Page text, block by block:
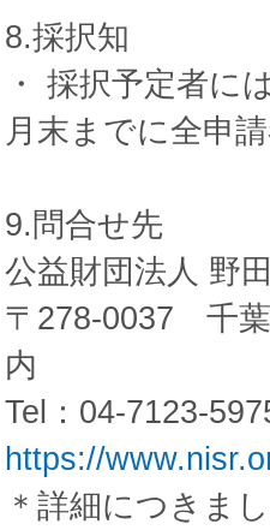
8.採択知
・ 採択予定者に
月末までに全申
9.問合せ先
公益財団法人 野
〒278-0037 千
内
Tel：04-7123-
https://
＊詳細につきま